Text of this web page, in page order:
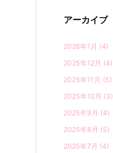
アーカイブ
2026年1月 (4)
2025年12月 (4)
2025年11月 (5)
2025年10月 (3)
2025年9月 (4)
2025年8月 (5)
2025年7月 (4)